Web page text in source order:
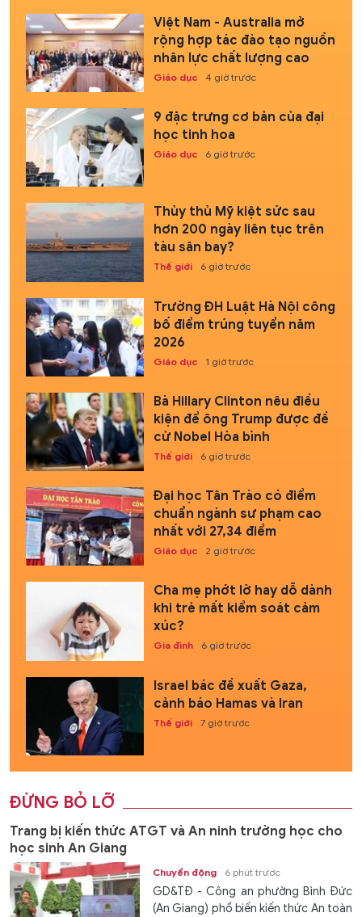
Việt Nam - Australia mở
rộng hợp tác đào tạo nguồn
nhân lực chất lượng cao
Giáo dục 4 giờ trước
9 đặc trưng cơ bản của đại
học tinh hoa
Giáo dục 6 giờ trước
Thủy thủ Mỹ kiệt sức sau
hơn 200 ngày liên tục trên
tàu sân bay?
Thế giới 6 giờ trước
Trường ĐH Luật Hà Nội công
bố điểm trúng tuyển năm
2026
Giáo dục 1 giờ trước
Bà Hillary Clinton nêu điều
kiện để ông Trump được đề
cử Nobel Hòa bình
Thế giới 6 giờ trước
Đại học Tân Trào có điểm
chuẩn ngành sư phạm cao
nhất với 27,34 điểm
Giáo dục 2 giờ trước
Cha mẹ phớt lờ hay dỗ dành
khi trẻ mất kiểm soát cảm
xúc?
Gia đình 6 giờ trước
Israel bác đề xuất Gaza,
cảnh báo Hamas và Iran
Thế giới 7 giờ trước
ĐỪNG BỎ LỠ
Trang bị kiến thức ATGT và An ninh trường học cho
học sinh An Giang
Chuyển động 6 phút trước
GD&TĐ - Công an phường Bình Đức
(An Giang) phổ biến kiến thức An toàn